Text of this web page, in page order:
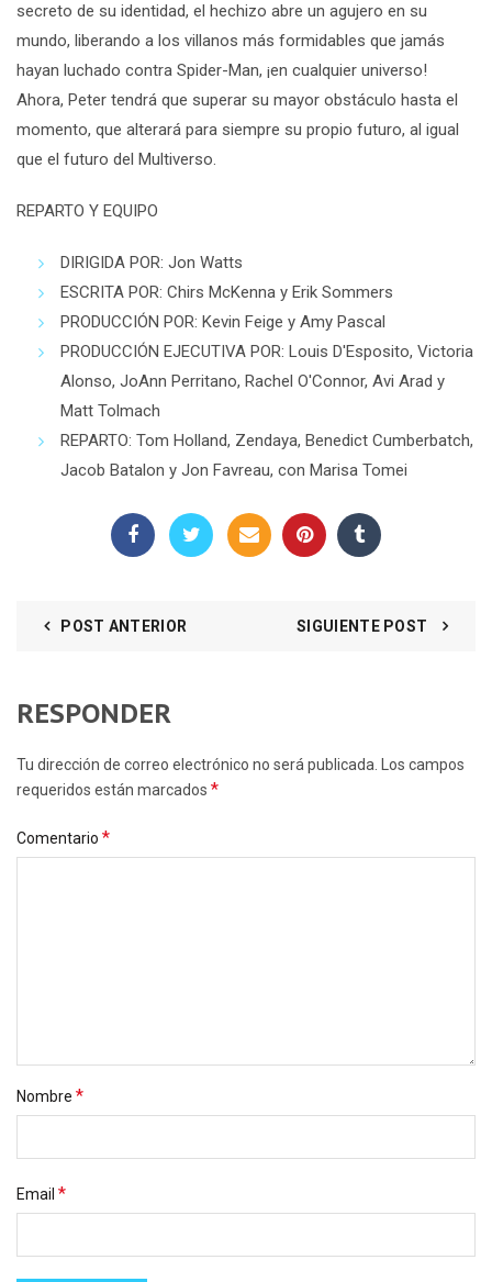
secreto de su identidad, el hechizo abre un agujero en su
mundo, liberando a los villanos más formidables que jamás
hayan luchado contra Spider-Man, ¡en cualquier universo!
Ahora, Peter tendrá que superar su mayor obstáculo hasta el
momento, que alterará para siempre su propio futuro, al igual
que el futuro del Multiverso.
REPARTO Y EQUIPO
DIRIGIDA POR: Jon Watts
ESCRITA POR: Chirs McKenna y Erik Sommers
PRODUCCIÓN POR: Kevin Feige y Amy Pascal
PRODUCCIÓN EJECUTIVA POR: Louis D'Esposito, Victoria
Alonso, JoAnn Perritano, Rachel O'Connor, Avi Arad y
Matt Tolmach
REPARTO: Tom Holland, Zendaya, Benedict Cumberbatch,
Jacob Batalon y Jon Favreau, con Marisa Tomei
POST ANTERIOR SIGUIENTE POST
RESPONDER
Tu dirección de correo electrónico no será publicada. Los campos
requeridos están marcados *
Comentario *
Nombre *
Email *